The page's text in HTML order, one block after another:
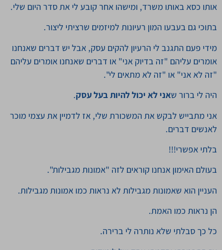
אותו כסא באותו משרד, ומישהו אחר קובע לי את סדר היום שלי.
בתוכי גם בעבעו המון רעיונות למיזמים שרציתי ליצור.
מידי פעם התגנב לי הרעיון להקים עסק, אבל יש דברים שאנחנו
אומרים עליהם "זה בדיוק אני" או דברים שאנחנו אומרים עליהם
"זה לא אני" או "זה לא מתאים לי".
היה לי ברור שאני לא יכול להיות בעל עסק.
אני מתבייש לבקש את המשכורת שלי, אז לדמיין את עצמי מוכר
לאנשים דברים.
בלתי אפשרי!!!
בעולם האימון אנחנו קוראים לזה "אמונות מגבילות".
העניין הוא שאמונות מגבילות לא נראות כמו אמונות מגבילות.
הן נראות כמו האמת.
כל כך סבלתי שלא נותרה לי ברירה.